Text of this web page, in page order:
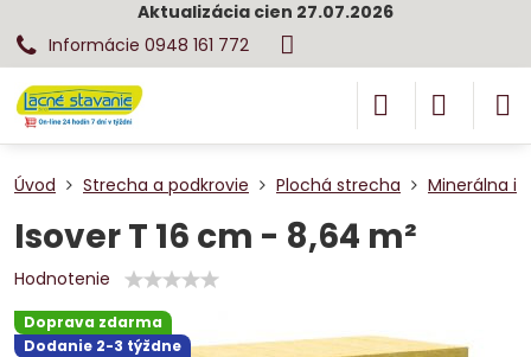
Aktualizácia cien 27.07.2026
Informácie 0948 161 772
Doprava zdarma
Dodanie 2-3 týždne
Úvod Strecha a podkrovie Plochá strecha Minerálna
Isover T 16 cm - 8,64 m²
Hodnotenie